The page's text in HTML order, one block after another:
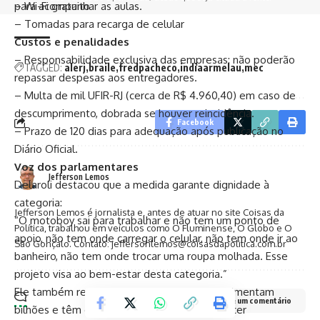
para acompanhar as aulas.
TAGGED:alerj braile fredpacheco indiaarmelau mec
Facebook
Jefferson Lemos
Jefferson Lemos é jornalista e, antes de atuar no site Coisas da
Política, trabalhou em veículos como O Fluminense, O Globo e O
São Gonçalo. Contato: jeffersonlemos@coisasdapolitica.com.br
Deixe um comentário
– Wi-Fi gratuito
– Tomadas para recarga de celular
Custos e penalidades
– Responsabilidade exclusiva das empresas: não poderão
repassar despesas aos entregadores.
– Multa de mil UFIR-RJ (cerca de R$ 4.960,40) em caso de
descumprimento, dobrada se houver reincidência.
– Prazo de 120 dias para adequação após publicação no
Diário Oficial.
Voz dos parlamentares
Delaroli destacou que a medida garante dignidade à
categoria:
“O motoboy sai para trabalhar e não tem um ponto de
apoio, não tem onde carregar o celular, não tem onde ir ao
banheiro, não tem onde trocar uma roupa molhada. Esse
projeto visa ao bem-estar desta categoria.”
Ele também ressaltou que as empresas movimentam
bilhões e têm condições financeiras de oferecer